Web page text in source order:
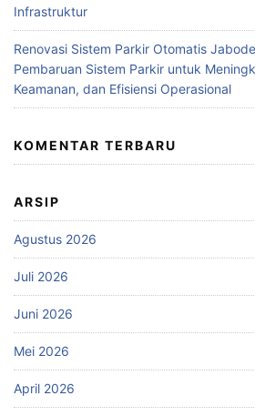
Infrastruktur
Renovasi Sistem Parkir Otomatis
Pembaruan Sistem Parkir untuk
Keamanan, dan Efisiensi Operasional
KOMENTAR TERBARU
ARSIP
Agustus 2026
Juli 2026
Juni 2026
Mei 2026
April 2026